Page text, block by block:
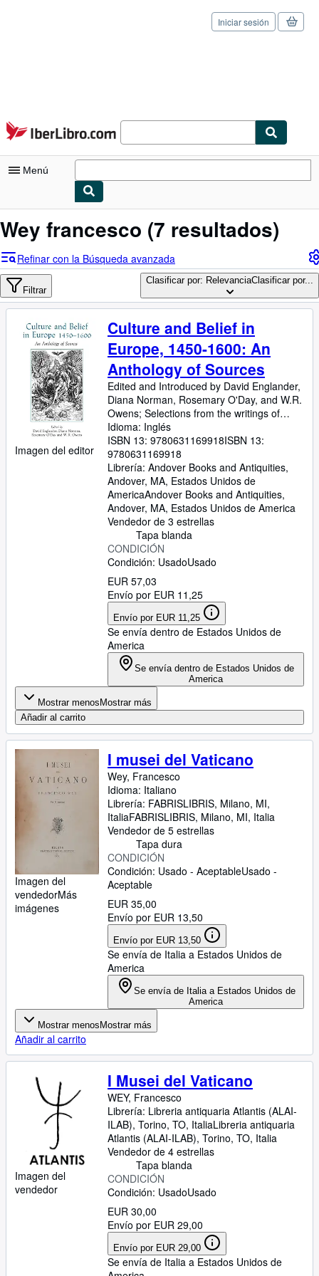
Pasar al contenido principal
IberLibro.com
Iniciar sesión
Menú
Mi cuenta
Consultar mis pedidos
Cerrar sesión
Búsqueda avanzada
Colecciones
Libros antiguos
Arte y coleccionismo
Vendedores
Comenzar a vender
Ayuda
CERRAR
Wey francesco (7 resultados)
Refinar con la Búsqueda avanzada
Filtrar
Clasificar por: RelevanciaClasificar por...
Imagen del editor
Culture and Belief in
Europe, 1450-1600: An
Anthology of Sources
Edited and Introduced by David Englander,
Diana Norman, Rosemary O'Day, and W.R.
Owens; Selections from the writings of
William Wey, Giovanni Pico della Mirandola,
Thomas Aquinas, Lorenzo Valla, Desiderius
Erasmus, John Colet, Niccolo Machiavelli,
Baldesar Castiglione, Francois Rabelais,
Edmund Grindal, Henry Trickett, Gasparo
Contarini, Francesco Guicciardini, Michiel
van der Heyden, Margaretta Boge,
Marcantonio Michiel, Willem Pauwels, John
Bessarion, Francesco Giorgi, John
Florence, Martin Luther, Hans Sachs, John
Calvin, William Tyndale, Hans Sachs, Henry
Cornelius Agrippa, Margaret Hoby, William
Caxton, Thomas More, John Dee, Ignatius
de Loyola, Teresa of Avila, Luis de Leon,
Juan de Mariana, Albrecht Durer, Michel de
Montaigne, Fynes
Idioma: Inglés
ISBN 13: 9780631169918ISBN 13:
9780631169918
Librería: Andover Books and Antiquities,
Andover, MA, Estados Unidos de
AmericaAndover Books and Antiquities,
Andover, MA, Estados Unidos de America
Vendedor de 3 estrellas
Tapa blanda
CONDICIÓN
Condición: UsadoUsado
EUR 57,03
Envío por EUR 11,25
Envío por EUR 11,25
Se envía dentro de Estados Unidos de
America
Se envía dentro de Estados Unidos de
America
Mostrar menos Mostrar más
Añadir al carrito
Imagen del
vendedorMás
imágenes
I musei del Vaticano
Wey, Francesco
Idioma: Italiano
Librería: FABRISLIBRIS, Milano, MI,
ItaliaFABRISLIBRIS, Milano, MI, Italia
Vendedor de 5 estrellas
Tapa dura
CONDICIÓN
Condición: Usado - AceptableUsado -
Aceptable
EUR 35,00
Envío por EUR 13,50
Envío por EUR 13,50
Se envía de Italia a Estados Unidos de
America
Se envía de Italia a Estados Unidos de
America
Mostrar menos Mostrar más
Añadir al carrito
Imagen del
vendedor
I Musei del Vaticano
WEY, Francesco
Librería: Libreria antiquaria Atlantis (ALAI-
ILAB), Torino, TO, ItaliaLibreria antiquaria
Atlantis (ALAI-ILAB), Torino, TO, Italia
Vendedor de 4 estrellas
Tapa blanda
CONDICIÓN
Condición: UsadoUsado
EUR 30,00
Envío por EUR 29,00
Envío por EUR 29,00
Se envía de Italia a Estados Unidos de